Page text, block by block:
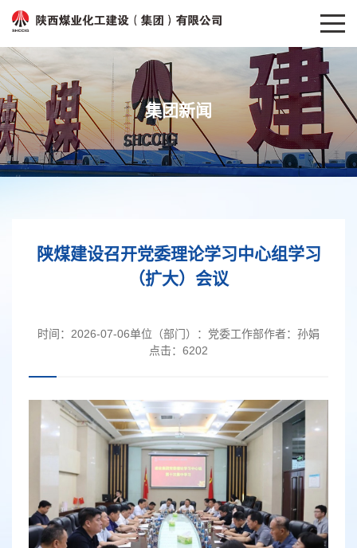
集团新闻
陕煤建设召开党委理论学习中心组学习
（扩大）会议
时间： 2026-07-06单位（部门）： 党委工作部作者： 孙娟
点击： 6202